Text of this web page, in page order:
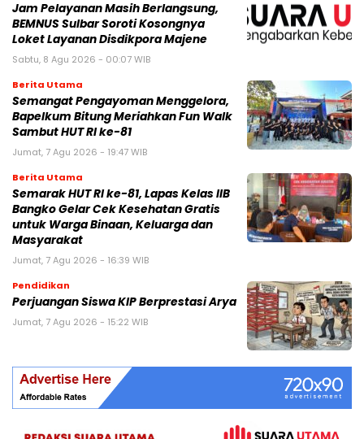
Jam Pelayanan Masih Berlangsung,
BEMNUS Sulbar Soroti Kosongnya
Loket Layanan Disdikpora Majene
Sabtu, 8 Agu 2026 - 00:07 WIB
Berita Utama
Semangat Pengayoman Menggelora,
Bapelkum Bitung Meriahkan Fun Walk
Sambut HUT RI ke-81
Jumat, 7 Agu 2026 - 19:47 WIB
Berita Utama
Semarak HUT RI ke-81, Lapas Kelas IIB
Bangko Gelar Cek Kesehatan Gratis
untuk Warga Binaan, Keluarga dan
Masyarakat
Jumat, 7 Agu 2026 - 16:39 WIB
Pendidikan
Perjuangan Siswa KIP Berprestasi Arya
Jumat, 7 Agu 2026 - 15:22 WIB